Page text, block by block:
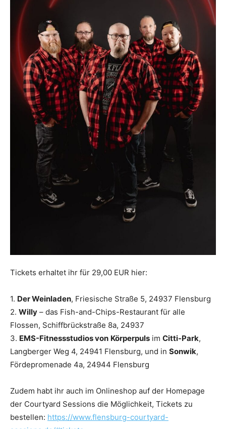
Tickets erhaltet ihr für 29,00 EUR hier:
1. Der Weinladen, Friesische Straße 5, 24937 Flensburg
2. Willy – das Fish-and-Chips-Restaurant für alle
Flossen, Schiffbrückstraße 8a, 24937
3. EMS-Fitnessstudios von Körperpuls im Citti-Park,
Langberger Weg 4, 24941 Flensburg, und in Sonwik,
Fördepromenade 4a, 24944 Flensburg
Zudem habt ihr auch im Onlineshop auf der Homepage
der Courtyard Sessions die Möglichkeit, Tickets zu
bestellen: https://www.flensburg-courtyard-